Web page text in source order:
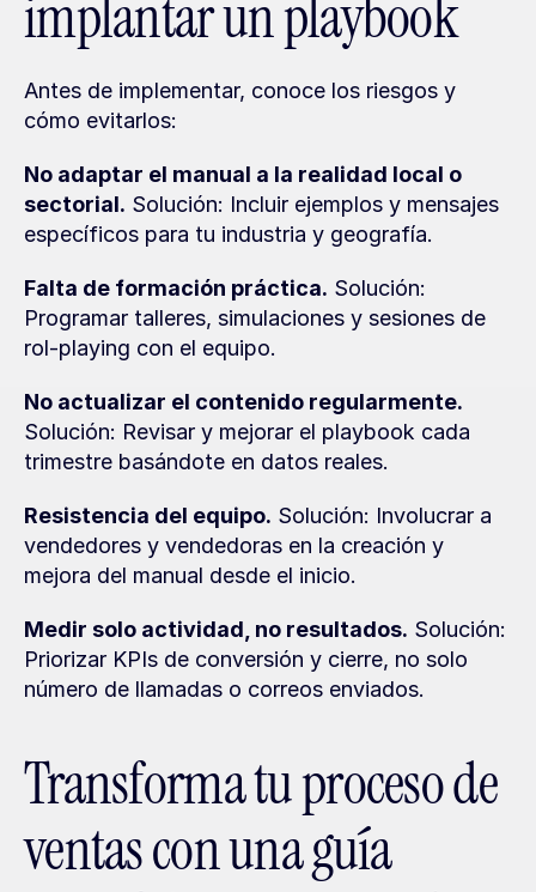
implantar un playbook
Antes de implementar, conoce los riesgos y
cómo evitarlos:
No adaptar el manual a la realidad local o
sectorial. Solución: Incluir ejemplos y mensajes
específicos para tu industria y geografía.
Falta de formación práctica. Solución:
Programar talleres, simulaciones y sesiones de
rol-playing con el equipo.
No actualizar el contenido regularmente.
Solución: Revisar y mejorar el playbook cada
trimestre basándote en datos reales.
Resistencia del equipo. Solución: Involucrar a
vendedores y vendedoras en la creación y
mejora del manual desde el inicio.
Medir solo actividad, no resultados. Solución:
Priorizar KPIs de conversión y cierre, no solo
número de llamadas o correos enviados.
Transforma tu proceso de
ventas con una guía